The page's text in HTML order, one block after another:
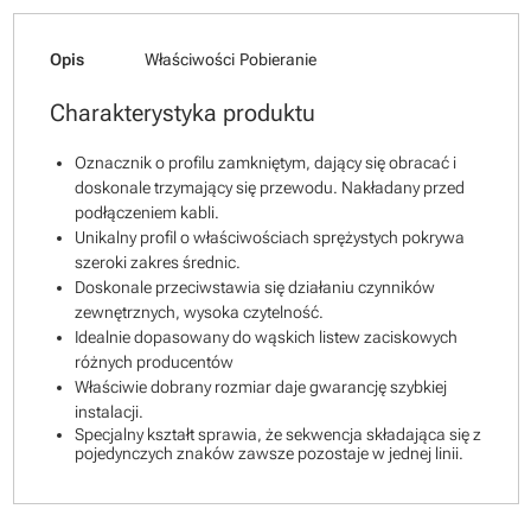
Opis Właściwości Pobieranie
Charakterystyka produktu
Oznacznik o profilu zamkniętym, dający się obracać i
doskonale trzymający się przewodu. Nakładany przed
podłączeniem kabli.
Unikalny profil o właściwościach sprężystych pokrywa
szeroki zakres średnic.
Doskonale przeciwstawia się działaniu czynników
zewnętrznych, wysoka czytelność.
Idealnie dopasowany do wąskich listew zaciskowych
różnych producentów
Właściwie dobrany rozmiar daje gwarancję szybkiej
instalacji.
Specjalny kształt sprawia, że sekwencja składająca się z
pojedynczych znaków zawsze pozostaje w jednej linii.